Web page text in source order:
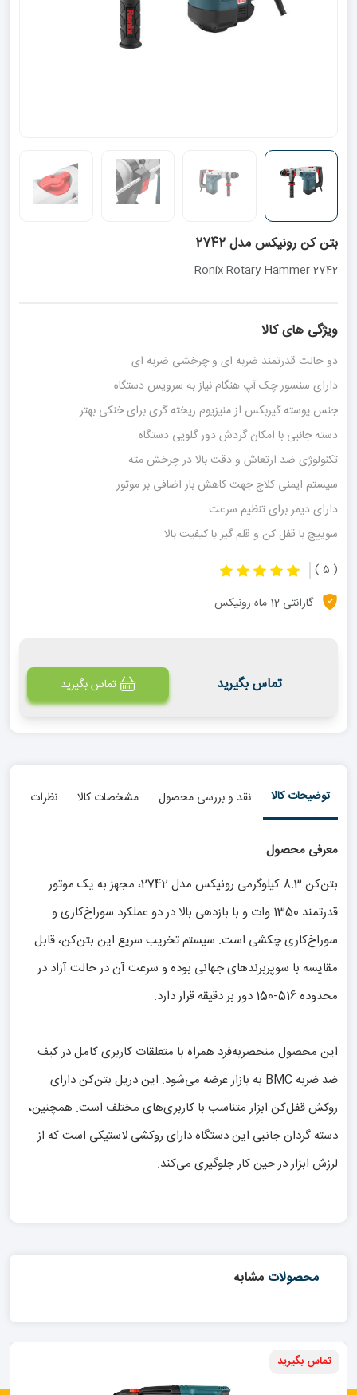
بتن کن رونیکس مدل 2742
Ronix Rotary Hammer 2742
ویژگی های کالا
دو حالت قدرتمند ضربه ای و چرخشی ضربه ای
دارای سنسور چک آپ هنگام نیاز به سرویس دستگاه
جنس پوسته گیربکس از منیزیوم ریخته گری برای خنکی بهتر
دسته جانبی با امکان گردش دور گلویی دستگاه
تکنولوژی ضد ارتعاش و دقت بالا در چرخش مته
سیستم ایمنی کلاچ جهت کاهش بار اضافی بر موتور
دارای دیمر برای تنظیم سرعت
سوییچ با قفل کن و قلم گیر با کیفیت بالا
( 5 )
گارانتی 12 ماه رونیکس
تماس بگیرید تماس بگیرید
توضیحات کالا نقد و بررسی محصول مشخصات کالا نظرات
معرفی محصول
بتن‌کن 8.3 کیلوگرمی رونیکس مدل 2742، مجهز به یک موتور
قدرتمند 1350 وات و با بازدهی بالا در دو عملکرد سوراخ‌کاری و
سوراخ‌کاری چکشی است. سیستم تخریب سریع این بتن‌کن، قابل
مقایسه با سوپربرندهای جهانی بوده و سرعت آن در حالت آزاد در
محدوده 516-150 دور بر دقیقه قرار دارد.
این محصول منحصربه‌فرد همراه با متعلقات کاربری کامل در کیف
ضد ضربه BMC به بازار عرضه می‌شود. این دریل بتن‌کن دارای
روکش قفل‌کن ابزار متناسب با کاربری‌های مختلف است. همچنین،
دسته گردان جانبی این دستگاه دارای روکشی لاستیکی است که از
لرزش‌ ابزار در حین کار جلوگیری می‌کند.
محصولات مشابه
تماس بگیرید